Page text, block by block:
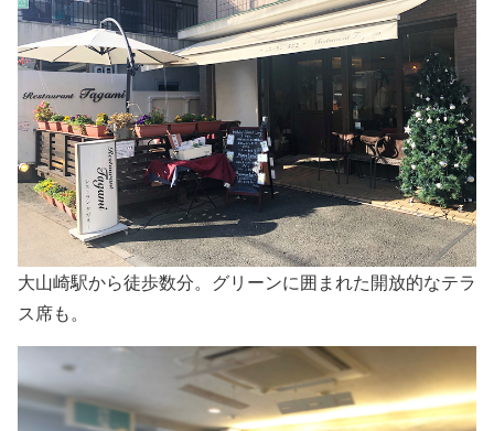
大山崎駅から徒歩数分。グリーンに囲まれた開放的なテラ
ス席も。